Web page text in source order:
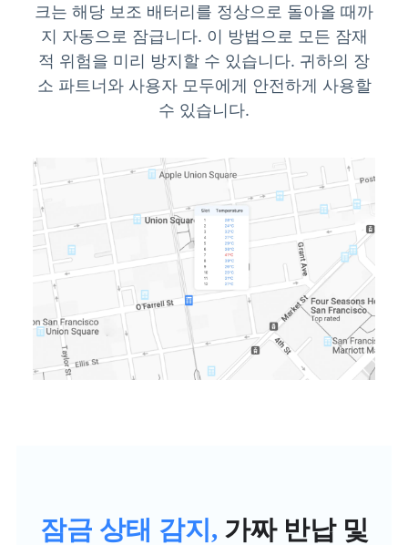
크는 해당 보조 배터리를 정상으로 돌아올 때까
지 자동으로 잠급니다. 이 방법으로 모든 잠재
적 위험을 미리 방지할 수 있습니다. 귀하의 장
소 파트너와 사용자 모두에게 안전하게 사용할
수 있습니다.
잠금 상태 감지, 가짜 반납 및